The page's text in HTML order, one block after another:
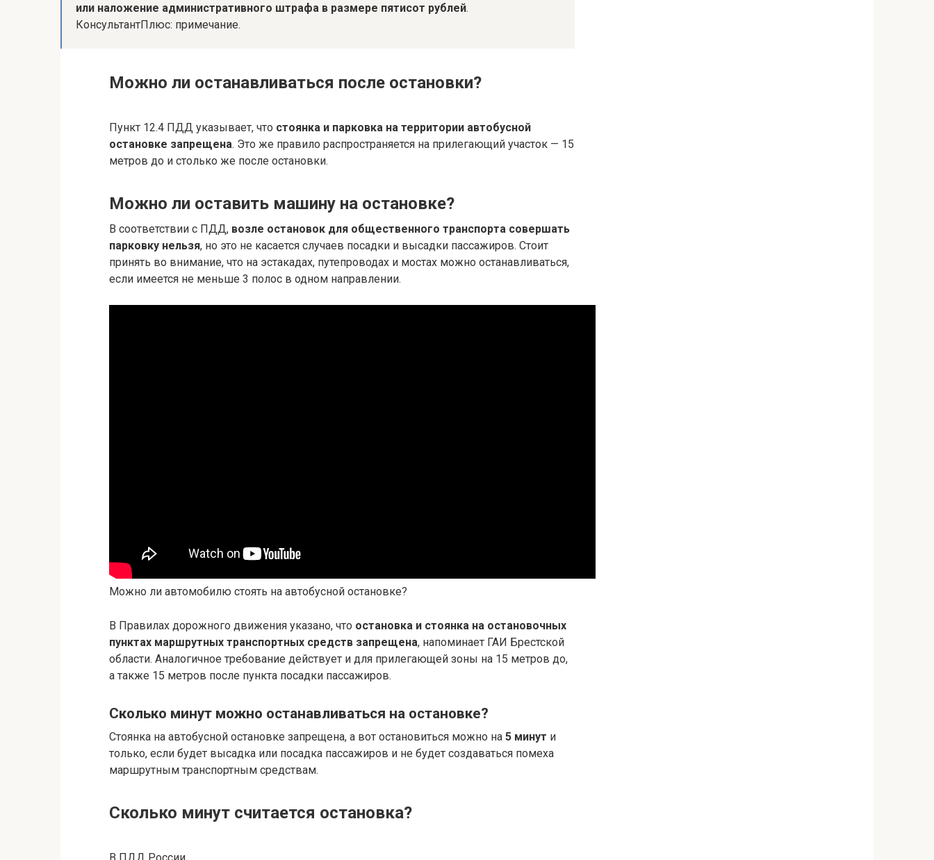
или наложение административного штрафа в размере пятисот рублей.
КонсультантПлюс: примечание.
Можно ли останавливаться после остановки?
Пункт 12.4 ПДД указывает, что стоянка и парковка на территории автобусной
остановке запрещена. Это же правило распространяется на прилегающий участок — 15
метров до и столько же после остановки.
Можно ли оставить машину на остановке?
В соответствии с ПДД, возле остановок для общественного транспорта совершать
парковку нельзя, но это не касается случаев посадки и высадки пассажиров. Стоит
принять во внимание, что на эстакадах, путепроводах и мостах можно останавливаться,
если имеется не меньше 3 полос в одном направлении.
Можно ли автомобилю стоять на автобусной остановке?
В Правилах дорожного движения указано, что остановка и стоянка на остановочных
пунктах маршрутных транспортных средств запрещена, напоминает ГАИ Брестской
области. Аналогичное требование действует и для прилегающей зоны на 15 метров до,
а также 15 метров после пункта посадки пассажиров.
Сколько минут можно останавливаться на остановке?
Стоянка на автобусной остановке запрещена, а вот остановиться можно на 5 минут и
только, если будет высадка или посадка пассажиров и не будет создаваться помеха
маршрутным транспортным средствам.
Сколько минут считается остановка?
В ПДД России